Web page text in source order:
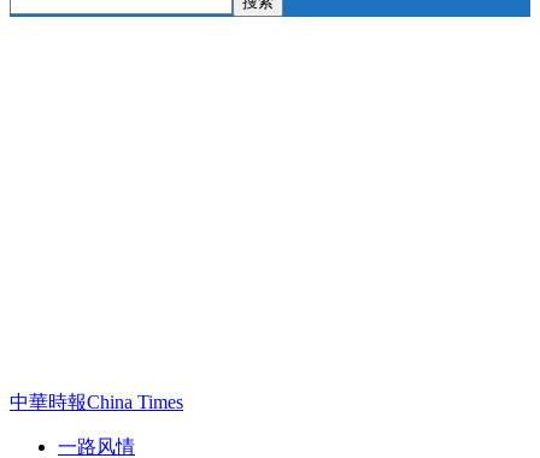
中華時報China Times
一路风情